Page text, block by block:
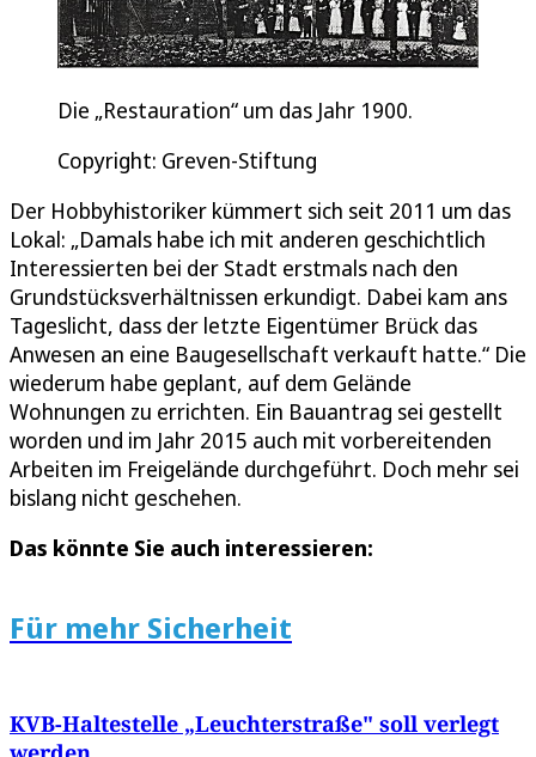
Die „Restauration“ um das Jahr 1900.
Copyright: Greven-Stiftung
Der Hobbyhistoriker kümmert sich seit 2011 um das
Lokal: „Damals habe ich mit anderen geschichtlich
Interessierten bei der Stadt erstmals nach den
Grundstücksverhältnissen erkundigt. Dabei kam ans
Tageslicht, dass der letzte Eigentümer Brück das
Anwesen an eine Baugesellschaft verkauft hatte.“ Die
wiederum habe geplant, auf dem Gelände
Wohnungen zu errichten. Ein Bauantrag sei gestellt
worden und im Jahr 2015 auch mit vorbereitenden
Arbeiten im Freigelände durchgeführt. Doch mehr sei
bislang nicht geschehen.
Das könnte Sie auch interessieren:
Für mehr Sicherheit
KVB-Haltestelle „Leuchterstraße" soll verlegt